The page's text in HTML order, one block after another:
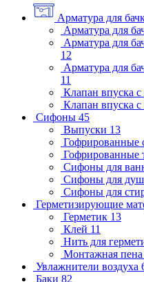
Арматура для
Арматура для
Арматура для
12
Арматура для
11
Клапан впуска
Клапан впуска
Сифоны 45
Выпуски 13
Гофрированные
Гофрированные
Сифоны для
Сифоны для
Сифоны для
Герметизирующие
Герметик 13
Клей 11
Нить для
Монтажная пена
Увлажнители воздуха
Баки 82